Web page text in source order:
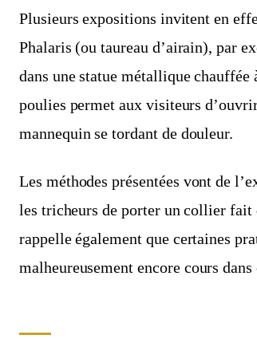
Plusieurs expositions invitent en
Phalaris (ou taureau d’airain), par
dans une statue métallique chauffée
poulies permet aux visiteurs
mannequin se tordant de douleur.
Les méthodes présentées vont de
les tricheurs de porter un collier fait
rappelle également que certaines
malheureusement encore cours